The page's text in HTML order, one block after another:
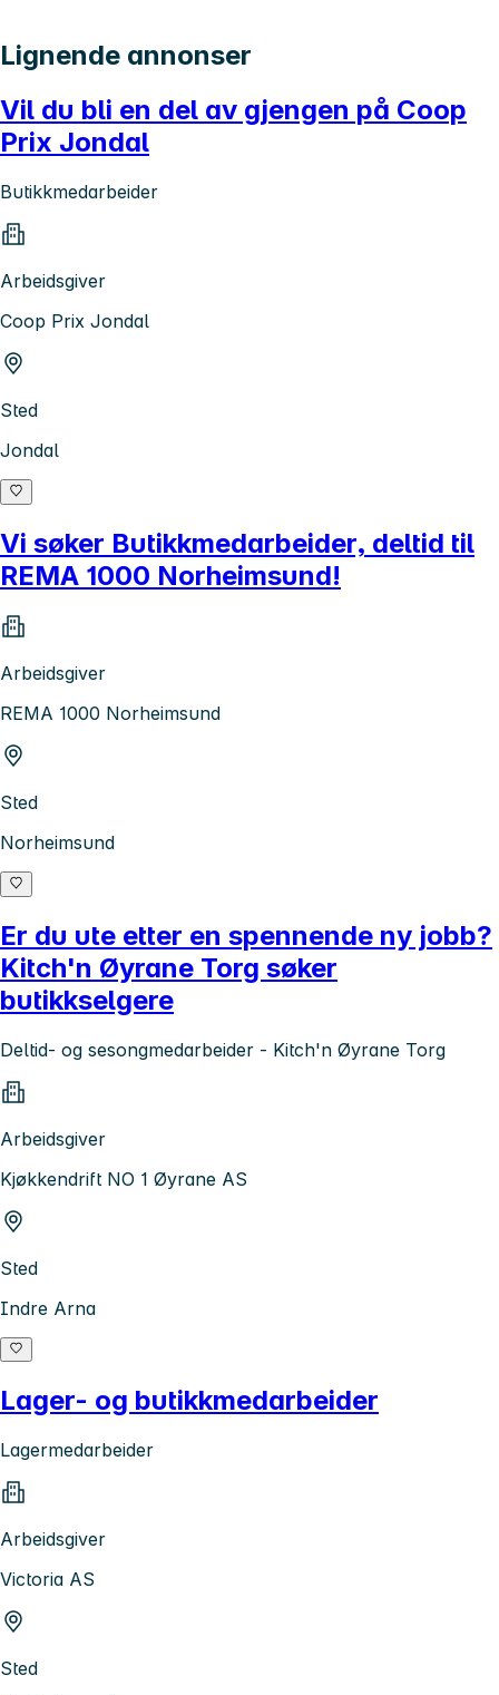
Lignende annonser
Vil du bli en del av gjengen på Coop
Prix Jondal
Butikkmedarbeider
Arbeidsgiver
Coop Prix Jondal
Sted
Jondal
Vi søker Butikkmedarbeider, deltid til
REMA 1000 Norheimsund!
Arbeidsgiver
REMA 1000 Norheimsund
Sted
Norheimsund
Er du ute etter en spennende ny jobb?
Kitch'n Øyrane Torg søker
butikkselgere
Deltid- og sesongmedarbeider - Kitch'n Øyrane Torg
Arbeidsgiver
Kjøkkendrift NO 1 Øyrane AS
Sted
Indre Arna
Lager- og butikkmedarbeider
Lagermedarbeider
Arbeidsgiver
Victoria AS
Sted